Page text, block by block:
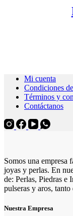
Mi cuenta
Condiciones
Términos y
Contáctanos
Somos una empresa
joyas y perlas. En
de: Perlas, Piedras e
pulseras y aros,
Nuestra Empresa